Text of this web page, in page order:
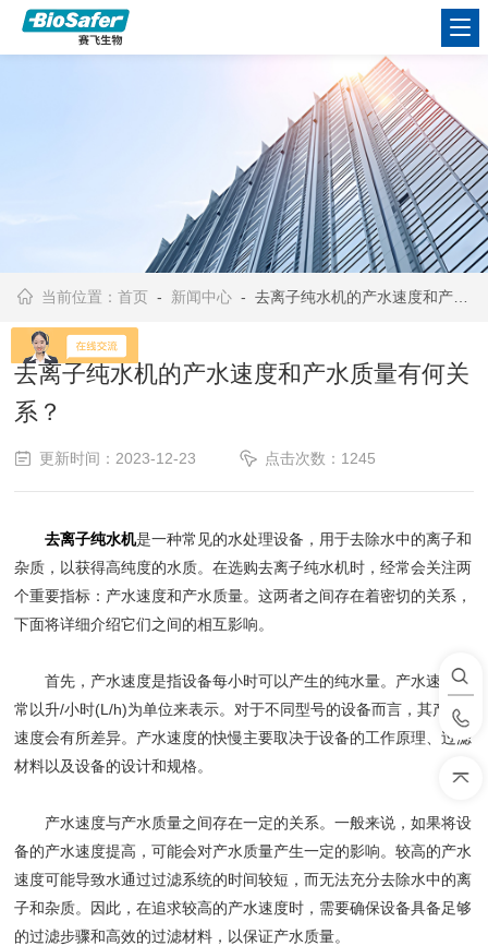
当前位置：首页 - 新闻中心 - 去离子纯水机的产水速度和产水质量有何关系？
去离子纯水机的产水速度和产水质量有何关
系？
更新时间：2023-12-23 点击次数：1245
去离子纯水机是一种常见的水处理设备，用于去除水中的离子和
杂质，以获得高纯度的水质。在选购去离子纯水机时，经常会关注两
个重要指标：产水速度和产水质量。这两者之间存在着密切的关系，
下面将详细介绍它们之间的相互影响。
首先，产水速度是指设备每小时可以产生的纯水量。产水速度通
常以升/小时(L/h)为单位来表示。对于不同型号的设备而言，其产水
速度会有所差异。产水速度的快慢主要取决于设备的工作原理、过滤
材料以及设备的设计和规格。
产水速度与产水质量之间存在一定的关系。一般来说，如果将设
备的产水速度提高，可能会对产水质量产生一定的影响。较高的产水
速度可能导致水通过过滤系统的时间较短，而无法充分去除水中的离
子和杂质。因此，在追求较高的产水速度时，需要确保设备具备足够
的过滤步骤和高效的过滤材料，以保证产水质量。